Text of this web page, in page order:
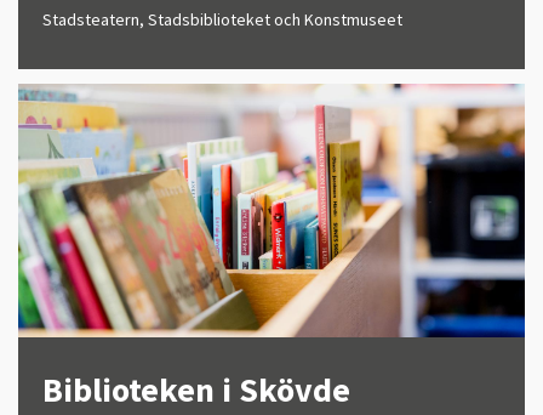
Stadsteatern, Stadsbiblioteket och Konstmuseet
Biblioteken i Skövde